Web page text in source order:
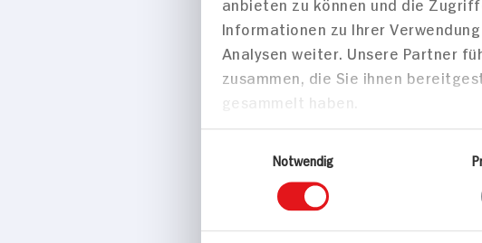
Diese Webseite verwendet Cookies
Wir verwenden Cookies, um
Süßes & Salziges
Bio